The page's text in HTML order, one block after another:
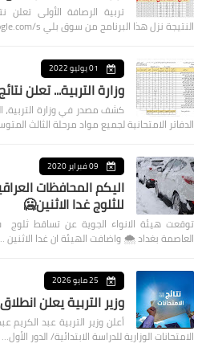
تربية الرصافة الأولى تعلن
النتيجة نزل هذا البرنامج من سوق بلي https://play.google.com/s…
01 يوليو 2022
وزارة التربية... تعلن
كشف مصدر في وزارة التربية،
الدفاتر الامتحانية لجميع مواد مرحلة الثالث
09 فبراير 2020
اليكم المحافظات
للثلوج غدا الاثنين🥶
توقعت هيئة الانواء الجوية عن تساقط
العاصمة بغداد ⁦🌨️⁩ واضافت الهيئة ان غدا الاثنين …
25 مايو 2026
وزير التربية يعلن انطلاق
أعلن وزير التربية عبد الكريم
الامتحانات الوزارية للدراسة الابتدائية/ الدور الأول…